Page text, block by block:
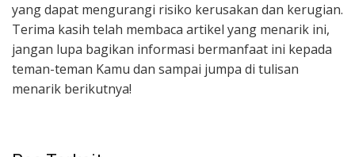
yang dapat mengurangi risiko kerusakan dan kerugian.
Terima kasih telah membaca artikel yang menarik ini,
jangan lupa bagikan informasi bermanfaat ini kepada
teman-teman Kamu dan sampai jumpa di tulisan
menarik berikutnya!